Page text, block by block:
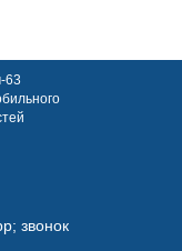
63
звонок